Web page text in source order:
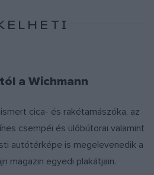
a Wichmann
cica- és rakétamászóka, az
csempéi és ülőbútorai valamint
autótérképe is megelevenedik a
magazin egyedi plakátjain.